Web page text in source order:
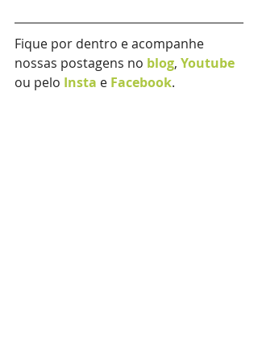
Fique por dentro e acompanhe
nossas postagens no blog, Youtube
ou pelo Insta e Facebook.